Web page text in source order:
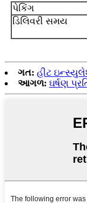
પેકિંગ
ડિલિવરી સમય
ગત: હીટ
આગળ: ઘર્ષણ